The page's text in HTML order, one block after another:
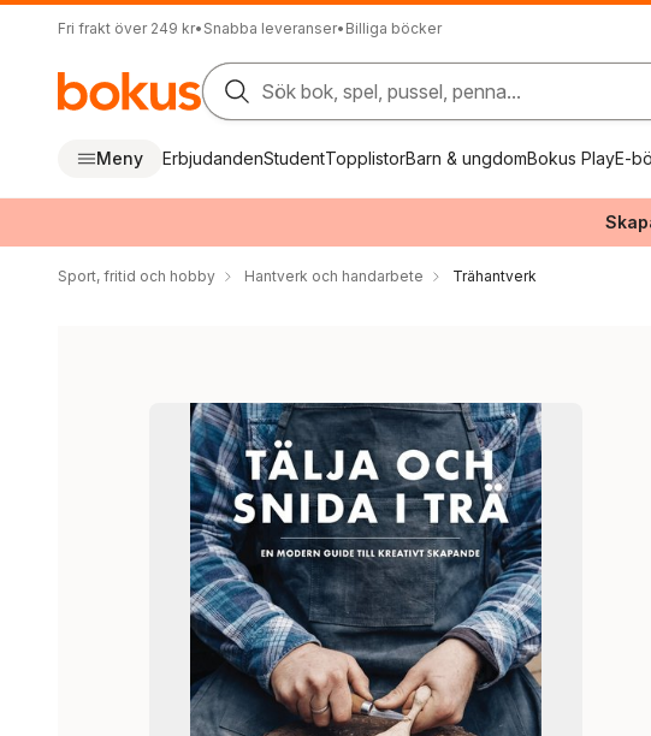
Fri frakt över 249 kr• Snabba leveranser• Billiga böcker
Sök bok, spel, pussel, penna...
Meny ErbjudandenStudentTopplistorBarn & ungdomBokus PlayE-
Sport, fritid och hobby Hantverk och handarbete Trähantverk